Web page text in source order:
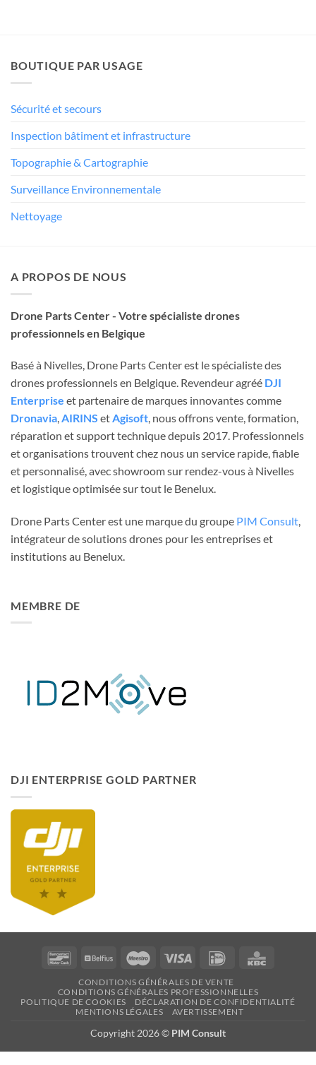
BOUTIQUE PAR USAGE
Sécurité et secours
Inspection bâtiment et infrastructure
Topographie & Cartographie
Surveillance Environnementale
Nettoyage
A PROPOS DE NOUS
Drone Parts Center - Votre spécialiste drones
professionnels en Belgique
Basé à Nivelles, Drone Parts Center est le spécialiste des
drones professionnels en Belgique. Revendeur agréé DJI
Enterprise et partenaire de marques innovantes comme
Dronavia,AIRINS etAgisoft, nous offrons vente, formation,
réparation et support technique depuis 2017. Professionnels
et organisations trouvent chez nous un service rapide, fiable
et personnalisé, avec showroom sur rendez-vous à Nivelles
et logistique optimisée sur tout le Benelux.
Drone Parts Center est une marque du groupe PIM Consult,
intégrateur de solutions drones pour les entreprises et
institutions au Benelux.
MEMBRE DE
DJI ENTERPRISE GOLD PARTNER
BancontactBelfius Maestro Idéal
CONDITIONS GÉNÉRALES DE VENTE
CONDITIONS GÉNÉRALES PROFESSIONNELLES
POLITIQUE DE COOKIES
DÉCLARATION DE CONFIDENTIALITÉ
MENTIONS LÉGALES
AVERTISSEMENT
Copyright 2026 © PIM Consult